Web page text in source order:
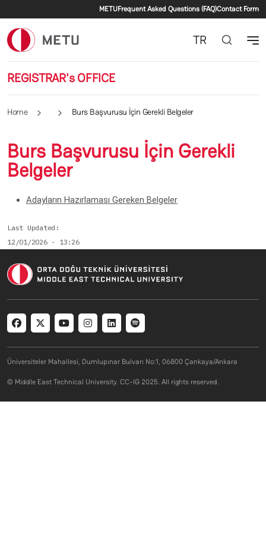
Secondary menu
METUFrequent Asked Questions (FAQ)Contact Form
REGISTRAR's OFFICE
TR
Home Burs Başvurusu İçin Gerekli Belgeler
Burs Başvurusu İçin Gerekli
Belgeler
Adayların Hazırlaması Gereken Belgeler
Last Updated
12/01/2026 - 13:26
Social menu
Üniversiteler Mahallesi, Dumlupınar Bulvarı No:1, 06800 Çankaya/Ankara
© Middle East Technical University. CC-IG 2025. All rights reserved.